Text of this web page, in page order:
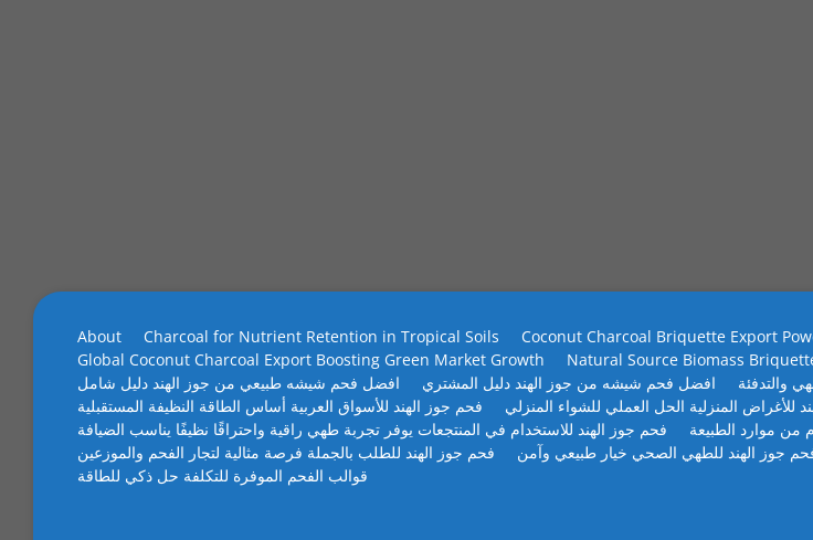
About Charcoal for Nutrient Retention in Tropical Soils Coconut Charcoal Briquette Export
Global Coconut Charcoal Export Boosting Green Market Growth
Natural Source Biomass
افضل فحم شيشه طبيعي من جوز الهند دليل شامل
افضل فحم شيشه من جوز الهند دليل المشتري
والتدفئة
فحم جوز الهند للأسواق العربية أساس الطاقة النظيفة المستقبلية
للأغراض المنزلية الحل العملي للشواء المنزلي
فحم جوز الهند للاستخدام في المنتجعات يوفر تجربة طهي راقية واحتراقًا نظيفًا يناسب الضيافة
من موارد الطبيعة
فحم جوز الهند للطلب بالجملة فرصة مثالية لتجار الفحم والموزعين
جوز الهند للطهي الصحي خيار طبيعي وآمن
قوالب الفحم الموفرة للتكلفة حل ذكي للطاقة